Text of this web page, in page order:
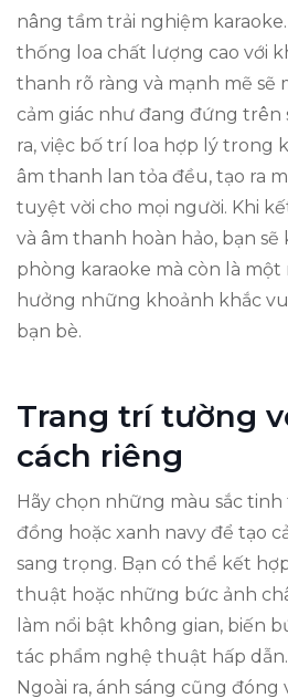
nâng tầm trải nghiệm
thống loa chất lượng cao với
thanh rõ ràng và mạnh mẽ sẽ
cảm giác như đang đứng trên
ra, việc bố trí loa hợp lý trong
âm thanh lan tỏa đều, tạo ra
tuyệt vời cho mọi người. Khi
và âm thanh hoàn hảo, bạn
phòng karaoke mà còn là một
hưởng những khoảnh khắc
bạn bè.
Trang trí tường
cách riêng
Hãy chọn những màu sắc
đồng hoặc xanh navy để tạo
sang trọng. Bạn có thể kết
thuật hoặc những bức ảnh
làm nổi bật không gian, biến
tác phẩm nghệ thuật hấp dẫn.
Ngoài ra, ánh sáng cũng